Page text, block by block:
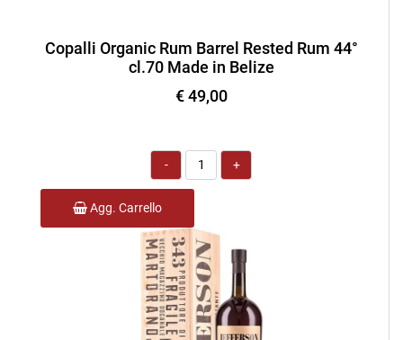
Copalli Organic Rum Barrel Rested Rum 44°
cl.70 Made in Belize
€ 49,00
Quantità
Agg. Carrello